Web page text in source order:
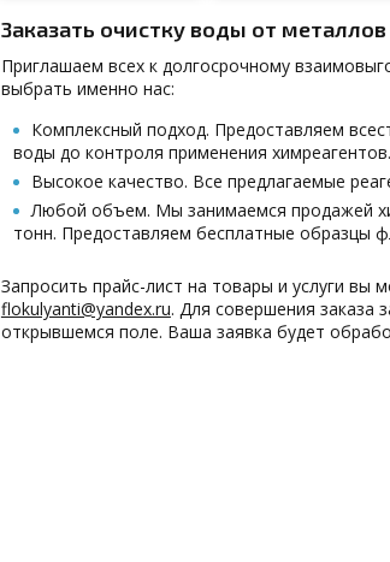
Заказать очистку воды от
Приглашаем всех к долгосрочному
выбрать именно нас:
Комплексный подход. Предоставляем
воды до контроля применения химреагентов.
Высокое качество. Все предлагаемые
Любой объем. Мы занимаемся продажей
тонн. Предоставляем бесплатные образцы
Запросить прайс-лист на товары и услуги вы
flokulyanti@yandex.ru. Для совершения заказа
открывшемся поле. Ваша заявка будет